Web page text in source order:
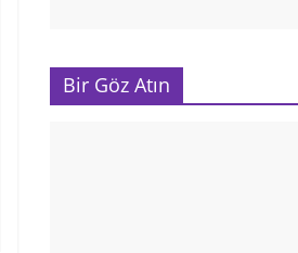
Bir Göz Atın